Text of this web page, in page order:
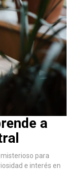
a
misterioso para
e interés en